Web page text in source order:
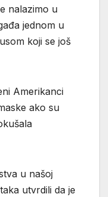
nalazimo u
jednom u
koji se još
Amerikanci
ako su
u našoj
utvrdili da je